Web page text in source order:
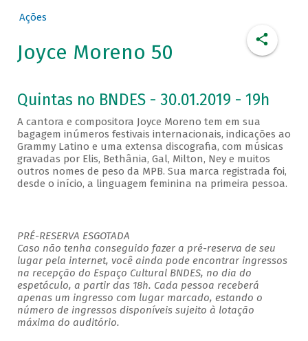
Ações
Joyce Moreno 50
Quintas no BNDES - 30.01.2019 - 19h
A cantora e compositora Joyce Moreno tem em sua
bagagem inúmeros festivais internacionais, indicações ao
Grammy Latino e uma extensa discografia, com músicas
gravadas por Elis, Bethânia, Gal, Milton, Ney e muitos
outros nomes de peso da MPB. Sua marca registrada foi,
desde o início, a linguagem feminina na primeira pessoa.
PRÉ-RESERVA ESGOTADA
Caso não tenha conseguido fazer a pré-reserva de seu
lugar pela internet, você ainda pode encontrar ingressos
na recepção do Espaço Cultural BNDES, no dia do
espetáculo, a partir das 18h. Cada pessoa receberá
apenas um ingresso com lugar marcado, estando o
número de ingressos disponíveis sujeito à lotação
máxima do auditório.